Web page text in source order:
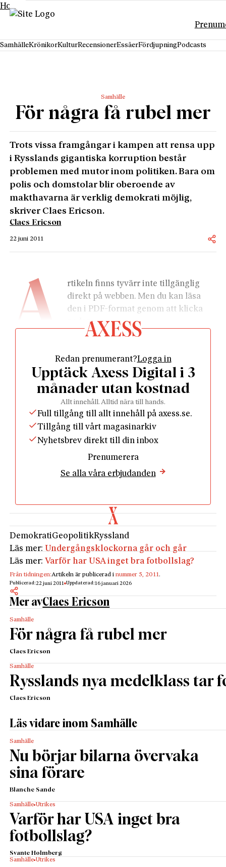
Hoppa till innehåll
SamhälleKrönikorKulturRecensionerEssäerFördjupningPodcasts
Samhälle
För några få rubel mer
Trots vissa framgångar i kampen att rensa upp
i Rysslands gigantiska korruption består
problemen med mutor inom politiken. Bara om
polis och domstolar blir oberoende av
makthavarna är verklig demokrati möjlig,
skriver Claes Ericson.
Claes Ericson
22 juni 2011
A
rtikeln finns tyvärr inte tillgänglig
direkt på webben. Men du kan läsa
den i PDF-format genom att klicka
nedan.
				Läs som PDF
Redan prenumerant?Logga in
Upptäck Axess Digital i 3
månader utan kostnad
Allt innehåll. Alltid nära till hands.
Full tillgång till allt innehåll på axess.se.
Tillgång till vårt magasinarkiv
Nyhetsbrev direkt till din inbox
Prenumerera
Se alla våra erbjudanden
DemokratiGeopolitikRyssland
Läs mer: Undergångsklockorna går och går
Läs mer: Varför har USA inget bra fotbollslag?
Från tidningen:Artikeln är publicerad inummer 5, 2011.
Publicerad:22 juni 2011 Uppdaterad:16 januari 2026
Mer avClaes Ericson
Samhälle
För några få rubel mer
Claes Ericson
Samhälle
Rysslands nya medelklass tar
Claes Ericson
Läs vidare inom Samhälle
Samhälle
Nu börjar bilarna övervaka
sina förare
Blanche Sande
Samhälle Utrikes
Varför har USA inget bra
fotbollslag?
Svante Holmberg
Samhälle Utrikes